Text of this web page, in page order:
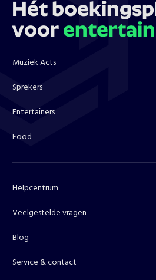
Hét
voor
Muziek Acts
Sprekers
Entertainers
Food
Helpcentrum
Veelgestelde vragen
Blog
Service & contact